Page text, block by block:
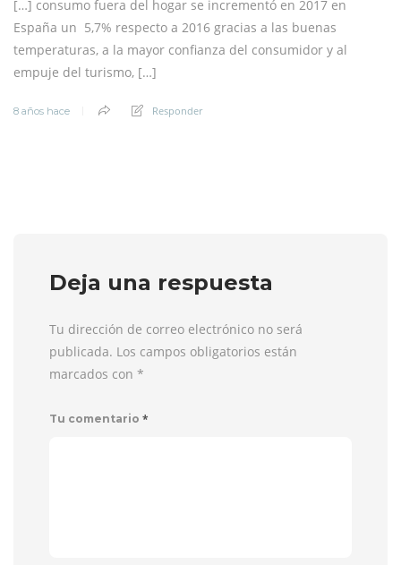
[…] consumo fuera del hogar se incrementó en 2017 en
España un 5,7% respecto a 2016 gracias a las buenas
temperaturas, a la mayor confianza del consumidor y al
empuje del turismo, […]
8 años hace Responder
Deja una respuesta
Tu dirección de correo electrónico no será
publicada. Los campos obligatorios están
marcados con *
Tu comentario *